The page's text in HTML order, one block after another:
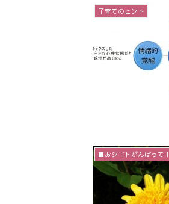
子育てのヒント
■おシゴトがんばって！